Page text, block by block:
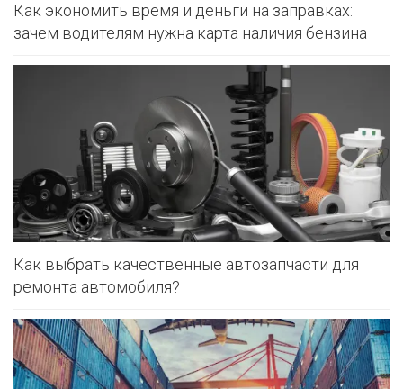
Как экономить время и деньги на заправках:
зачем водителям нужна карта наличия бензина
Как выбрать качественные автозапчасти для
ремонта автомобиля?